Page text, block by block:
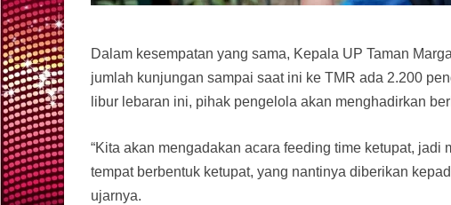
Dalam kesempatan yang sama, Kepala UP Taman
jumlah kunjungan sampai saat ini ke TMR ada 2.200
libur lebaran ini, pihak pengelola akan menghadirkan
“Kita akan mengadakan acara feeding time ketupat,
tempat berbentuk ketupat, yang nantinya diberikan
ujarnya.